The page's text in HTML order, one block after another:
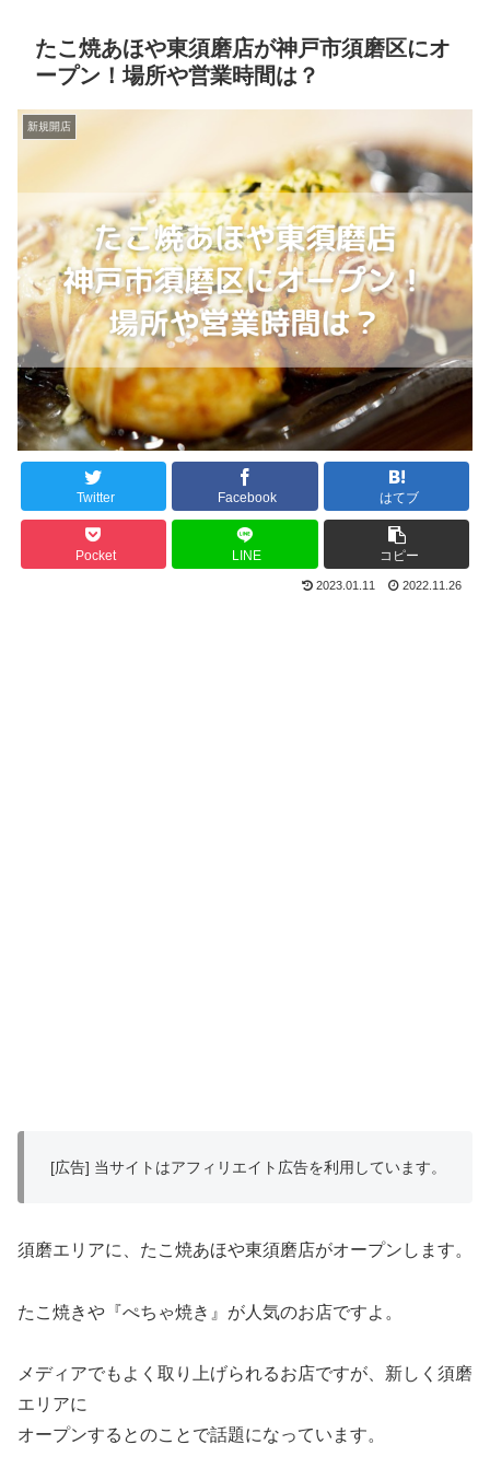
たこ焼あほや東須磨店が神戸市須磨区にオ
ープン！場所や営業時間は？
新規開店
Twitter Facebook はてブ
Pocket LINE コピー
2023.01.11 2022.11.26
[広告] 当サイトはアフィリエイト広告を利用しています。
須磨エリアに、たこ焼あほや東須磨店がオープンします。
たこ焼きや『ぺちゃ焼き』が人気のお店ですよ。
メディアでもよく取り上げられるお店ですが、新しく須磨
エリアに
オープンするとのことで話題になっています。